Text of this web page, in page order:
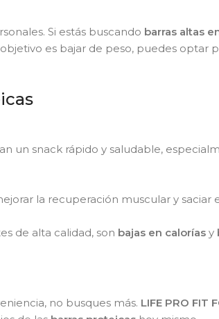
Si estás buscando barras altas
es bajar de peso, puedes optar
un snack rápido y saludable,
la recuperación muscular y saciar
de alta calidad, son bajas en calorías y
no busques más. LIFE PRO FIT